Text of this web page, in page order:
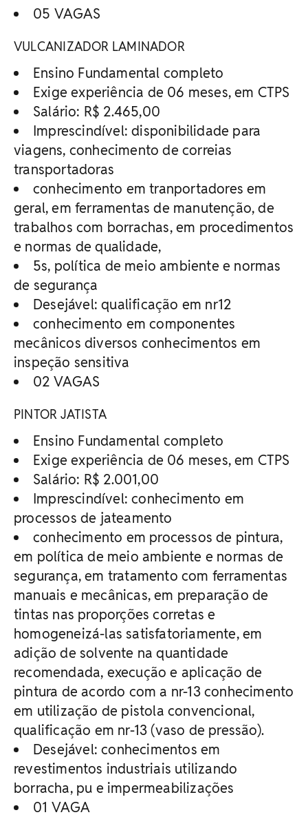
05 VAGAS
VULCANIZADOR LAMINADOR
Ensino Fundamental completo
Exige experiência de 06 meses, em CTPS
Salário: R$ 2.465,00
Imprescindível: disponibilidade para
viagens, conhecimento de correias
transportadoras
conhecimento em tranportadores em
geral, em ferramentas de manutenção, de
trabalhos com borrachas, em procedimentos
e normas de qualidade,
5s, política de meio ambiente e normas
de segurança
Desejável: qualificação em nr12
conhecimento em componentes
mecânicos diversos conhecimentos em
inspeção sensitiva
02 VAGAS
PINTOR JATISTA
Ensino Fundamental completo
Exige experiência de 06 meses, em CTPS
Salário: R$ 2.001,00
Imprescindível: conhecimento em
processos de jateamento
conhecimento em processos de pintura,
em política de meio ambiente e normas de
segurança, em tratamento com ferramentas
manuais e mecânicas, em preparação de
tintas nas proporções corretas e
homogeneizá-las satisfatoriamente, em
adição de solvente na quantidade
recomendada, execução e aplicação de
pintura de acordo com a nr-13 conhecimento
em utilização de pistola convencional,
qualificação em nr-13 (vaso de pressão).
Desejável: conhecimentos em
revestimentos industriais utilizando
borracha, pu e impermeabilizações
01 VAGA